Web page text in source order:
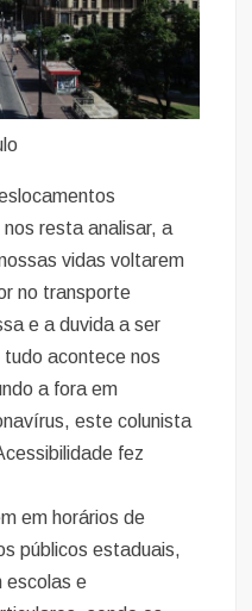
resta analisar, a
vidas voltarem
no transporte
e a duvida a ser
acontece nos
a fora em
este colunista
fez
em horários de
públicos estaduais,
escolas e